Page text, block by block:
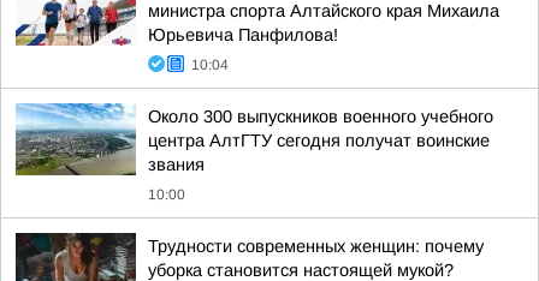
министра спорта Алтайского края Михаила
Юрьевича Панфилова!
10:04
Около 300 выпускников военного учебного
центра АлтГТУ сегодня получат воинские
звания
10:00
Трудности современных женщин: почему
уборка становится настоящей мукой?